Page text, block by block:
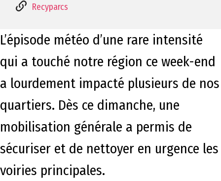
L’épisode météo d’une rare intensité
qui a touché notre région ce week-end
a lourdement impacté plusieurs de nos
quartiers. Dès ce dimanche, une
mobilisation générale a permis de
sécuriser et de nettoyer en urgence les
voiries principales.
Recyparcs